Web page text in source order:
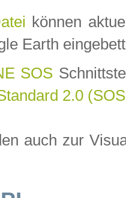
können
Earth
SOS
2.0
auch zur